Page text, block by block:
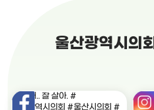
울산광역시의회